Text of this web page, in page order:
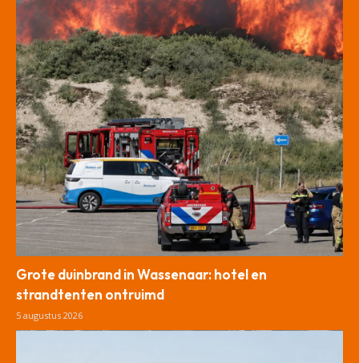
Grote duinbrand in Wassenaar: hotel en
strandtenten ontruimd
5 augustus 2026